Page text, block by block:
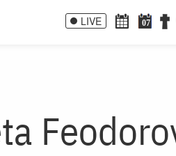
LIVE 07